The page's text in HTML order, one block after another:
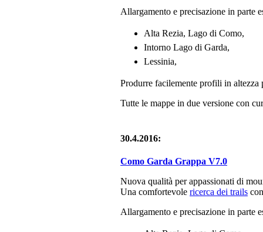
Allargamento e precisazione in parte
Alta Rezia, Lago di Como,
Intorno Lago di Garda,
Lessinia,
Produrre facilemente profili in
Tutte le mappe in due versione con
30.4.2016:
Como Garda Grappa V7.0
Nuova qualità per appassionati di
Una comfortevole ricerca dei trails
Allargamento e precisazione in parte